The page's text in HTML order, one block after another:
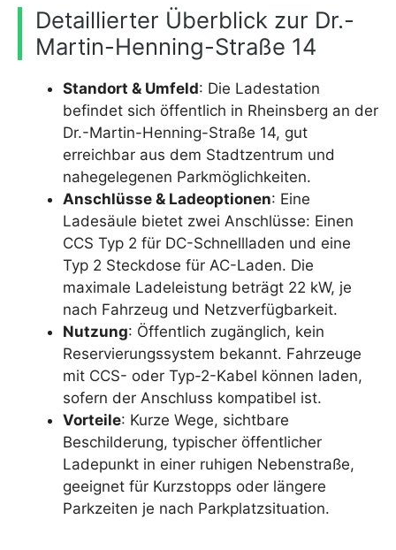
Detaillierter Überblick zur Dr.-
Martin-Henning-Straße 14
Standort & Umfeld: Die Ladestation
befindet sich öffentlich in Rheinsberg an der
Dr.-Martin-Henning-Straße 14, gut
erreichbar aus dem Stadtzentrum und
nahegelegenen Parkmöglichkeiten.
Anschlüsse & Ladeoptionen: Eine
Ladesäule bietet zwei Anschlüsse: Einen
CCS Typ 2 für DC-Schnellladen und eine
Typ 2 Steckdose für AC-Laden. Die
maximale Ladeleistung beträgt 22 kW, je
nach Fahrzeug und Netzverfügbarkeit.
Nutzung: Öffentlich zugänglich, kein
Reservierungssystem bekannt. Fahrzeuge
mit CCS- oder Typ-2-Kabel können laden,
sofern der Anschluss kompatibel ist.
Vorteile: Kurze Wege, sichtbare
Beschilderung, typischer öffentlicher
Ladepunkt in einer ruhigen Nebenstraße,
geeignet für Kurzstopps oder längere
Parkzeiten je nach Parkplatzsituation.